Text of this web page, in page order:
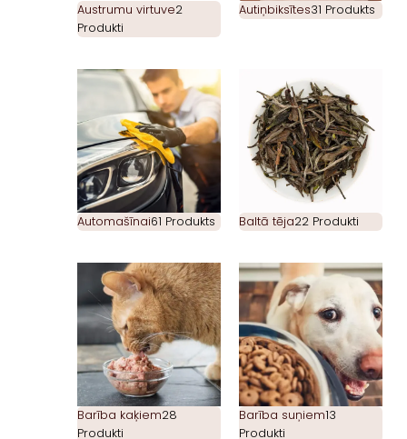
Austrumu virtuve2
Produkti
Autiņbiksītes31 Produkts
Automašīnai61 Produkts Baltā tēja22 Produkti
Barība kaķiem28
Produkti
Barība suņiem13
Produkti